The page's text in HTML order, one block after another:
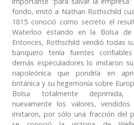
fondo, imitó a Nathan Rothschild
1815 conoció como secreto el
Waterloo estando en la Bolsa de
Entonces, Rothschild vendió todas
banquero tenía fuentes
demás especuladores lo imitaron
napoleónica que pondría en
británica y su hegemonía sobre
Bolsa totalmente deprimida,
nuevamente los valores,
imitaron, por sólo una fracción del